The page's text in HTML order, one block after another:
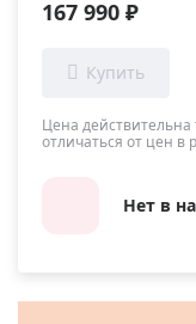
167 990 ₽
Цена
отличаться от цен в
Нет в